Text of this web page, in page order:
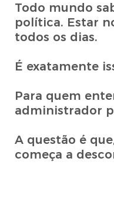
Todo mundo
política. Estar
todos os dias.
É exatamente
Para quem
administrador
A questão é
começa a